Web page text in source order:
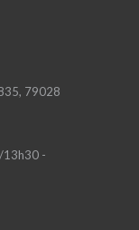
79028
13h30 -